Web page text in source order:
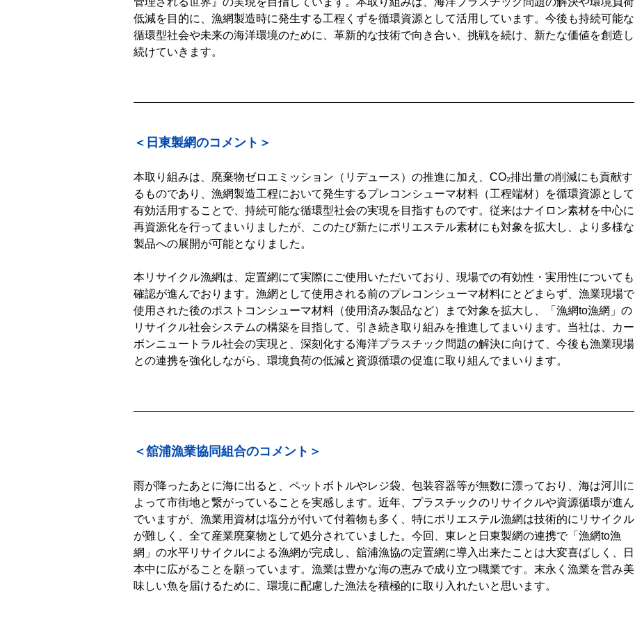
低減を目的に、漁網製造時に発生する工程くずを循環資源として活用しています。今後も持続可能な
循環型社会や未来の海洋環境のために、革新的な技術で向き合い、挑戦を続け、新たな価値を創造し
続けていきます。
＜日東製網のコメント＞
本取り組みは、廃棄物ゼロエミッション（リデュース）の推進に加え、CO₂排出量の削減にも貢献す
るものであり、漁網製造工程において発生するプレコンシューマ材料（工程端材）を循環資源として
有効活用することで、持続可能な循環型社会の実現を目指すものです。従来はナイロン素材を中心に
再資源化を行ってまいりましたが、このたび新たにポリエステル素材にも対象を拡大し、より多様な
製品への展開が可能となりました。
本リサイクル漁網は、定置網にて実際にご使用いただいており、現場での有効性・実用性についても
確認が進んでおります。漁網として使用される前のプレコンシューマ材料にとどまらず、漁業現場で
使用された後のポストコンシューマ材料（使用済み製品など）まで対象を拡大し、「漁網to漁網」の
リサイクル社会システムの構築を目指して、引き続き取り組みを推進してまいります。当社は、カー
ボンニュートラル社会の実現と、深刻化する海洋プラスチック問題の解決に向けて、今後も漁業現場
との連携を強化しながら、環境負荷の低減と資源循環の促進に取り組んでまいります。
＜舘浦漁業協同組合のコメント＞
雨が降ったあとに海に出ると、ペットボトルやレジ袋、包装容器等が無数に漂っており、海は河川に
よって市街地と繋がっていることを実感します。近年、プラスチックのリサイクルや資源循環が進ん
でいますが、漁業用資材は塩分が付いて付着物も多く、特にポリエステル漁網は技術的にリサイクル
が難しく、全て産業廃棄物として処分されていました。今回、東レと日東製網の連携で「漁網to漁
網」の水平リサイクルによる漁網が完成し、舘浦漁協の定置網に導入出来たことは大変喜ばしく、日
本中に広がることを願っています。漁業は豊かな海の恵みで成り立つ職業です。末永く漁業を営み美
味しい魚を届けるために、環境に配慮した漁法を積極的に取り入れたいと思います。